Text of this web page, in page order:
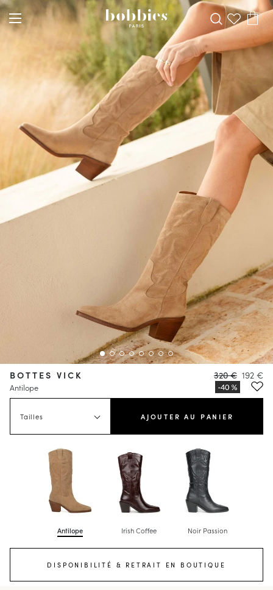
BOTTES VICK
Antilope
320 € 192 €
Tailles AJOUTER AU PANIER
Antilope Irish Coffee Noir Passion
DISPONIBILITÉ & RETRAIT EN BOUTIQUE